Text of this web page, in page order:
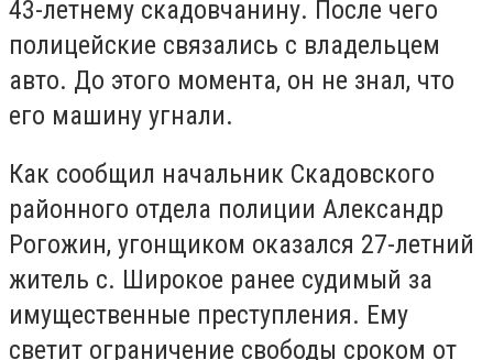
43-летнему скадовчанину. После чего
полицейские связались с владельцем
авто. До этого момента, он не знал, что
его машину угнали.
Как сообщил начальник Скадовского
районного отдела полиции Александр
Рогожин, угонщиком оказался 27-летний
житель с. Широкое ранее судимый за
имущественные преступления. Ему
светит ограничение свободы сроком от